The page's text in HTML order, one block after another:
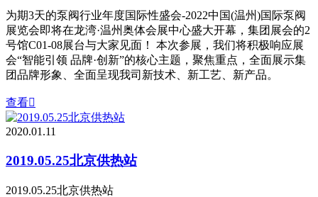
为期3天的泵阀行业年度国际性盛会-2022中国(温州)国际泵阀
展览会即将在龙湾·温州奥体会展中心盛大开幕，集团展会的2
号馆C01-08展台与大家见面！ 本次参展，我们将积极响应展
会“智能引领 品牌·创新”的核心主题，聚焦重点，全面展示集
团品牌形象、全面呈现我司新技术、新工艺、新产品。
查看
2020.01.11
2019.05.25北京供热站
2019.05.25北京供热站